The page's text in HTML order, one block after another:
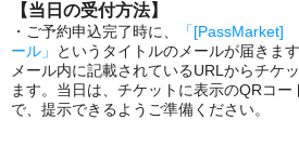
【当日の受付方法】
・ご予約申込完了時に、
「
ール」
というタイトルのメールが届きます
メール内に記載されているURLからチケ
ます。当日は、チケットに表示のQRコ
で、提示できるようご準備ください。